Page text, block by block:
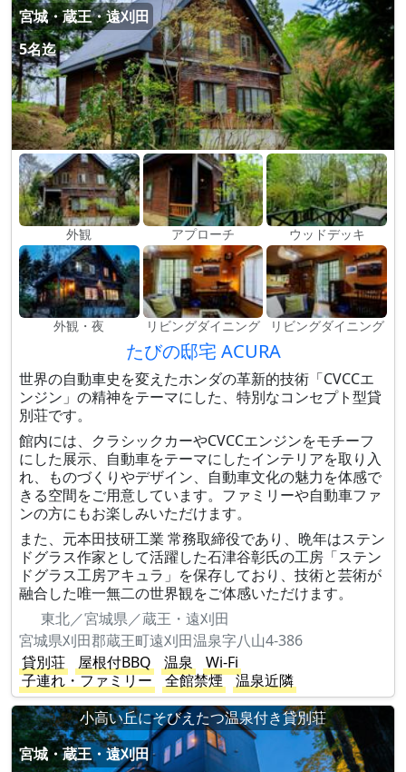
宮城・蔵王・遠刈田
5名迄
外観 アプローチ ウッドデッキ
外観・夜 リビングダイニング リビングダイニング
たびの邸宅 ACURA
世界の自動車史を変えたホンダの革新的技術「CVCCエ
ンジン」の精神をテーマにした、特別なコンセプト型貸
別荘です。
館内には、クラシックカーやCVCCエンジンをモチーフ
にした展示、自動車をテーマにしたインテリアを取り入
れ、ものづくりやデザイン、自動車文化の魅力を体感で
きる空間をご用意しています。ファミリーや自動車ファ
ンの方にもお楽しみいただけます。
また、元本田技研工業 常務取締役であり、晩年はステン
ドグラス作家として活躍した石津谷彰氏の工房「ステン
ドグラス工房アキュラ」を保存しており、技術と芸術が
融合した唯一無二の世界観をご体感いただけます。
東北／宮城県／蔵王・遠刈田
宮城県刈田郡蔵王町遠刈田温泉字八山4-386
貸別荘
屋根付BBQ 温泉
Wi-Fi
子連れ・ファミリー
全館禁煙
温泉近隣
小高い丘にそびえたつ温泉付き貸別荘
宮城・蔵王・遠刈田